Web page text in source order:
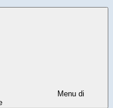
Menu di